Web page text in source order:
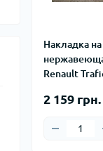
Накладка
Renault
2 159 грн.